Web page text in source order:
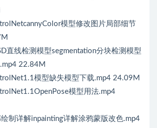
模型修改图片局部细节
直线检测模型segmentation分块检测模型
22.84M
模型缺失模型下载.mp4 24.09M
模型用法.mp4
制详解inpainting详解涂鸦蒙版改色.mp4